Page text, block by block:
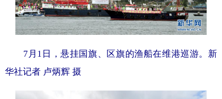
7月1日，悬挂国旗、区旗的渔船在维港巡游。新
华社记者 卢炳辉 摄